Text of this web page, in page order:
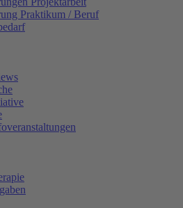
Praktikum / Beruf